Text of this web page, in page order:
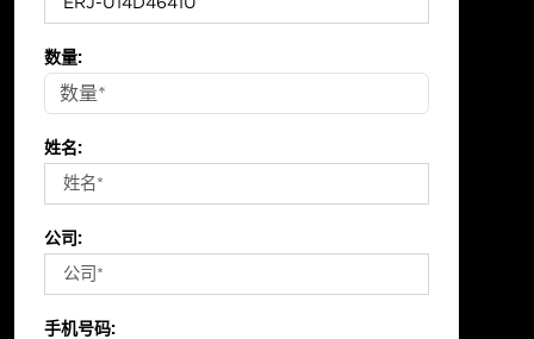
数量:
姓名:
公司:
手机号码: